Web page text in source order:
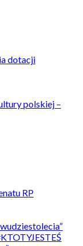
dotacji
polskiej –
RP